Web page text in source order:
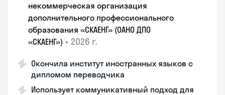
некоммерческая организация
дополнительного профессионального
образования «СКАЕНГ» (ОАНО ДПО
«СКАЕНГ») • 2026 г.
Окончила институт иностранных языков с
дипломом переводчика
Использует коммуникативный подход для